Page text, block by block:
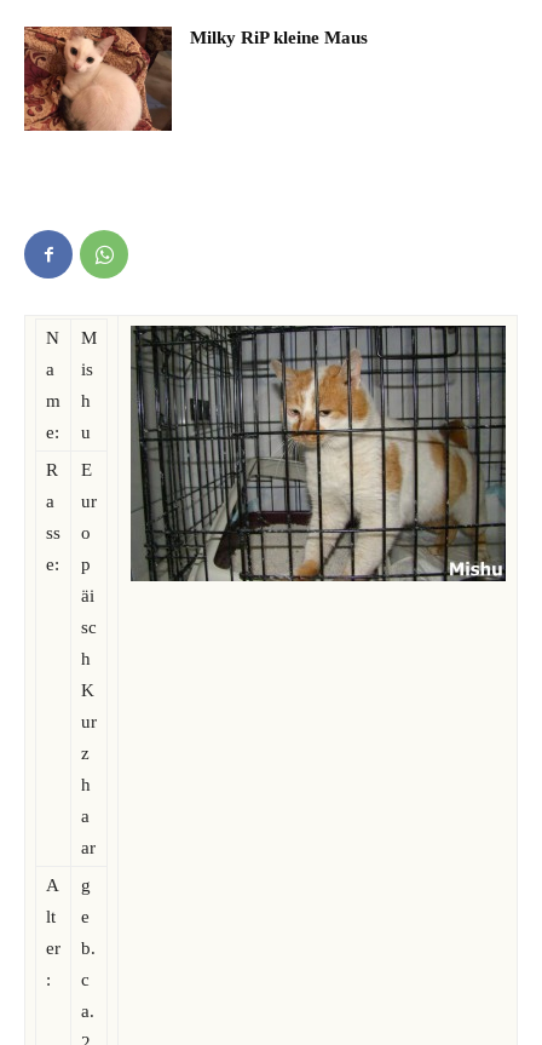
Milky RiP kleine Maus